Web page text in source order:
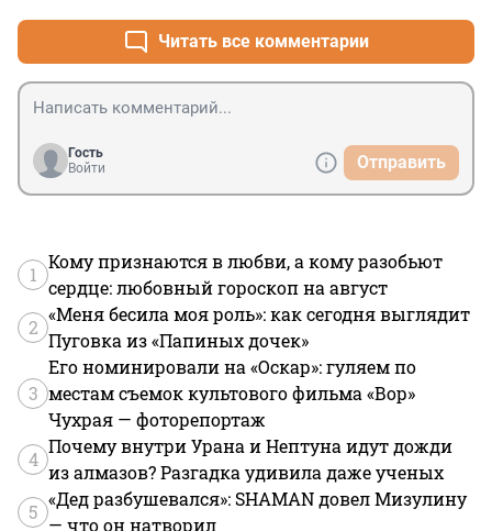
Читать все комментарии
Гость
Войти
Отправить
1
Кому признаются в любви, а кому разобьют
сердце: любовный гороскоп на август
2
«Меня бесила моя роль»: как сегодня выглядит
Пуговка из «Папиных дочек»
3
Его номинировали на «Оскар»: гуляем по
местам съемок культового фильма «Вор»
Чухрая — фоторепортаж
4
Почему внутри Урана и Нептуна идут дожди
из алмазов? Разгадка удивила даже ученых
5
«Дед разбушевался»: SHAMAN довел Мизулину
— что он натворил